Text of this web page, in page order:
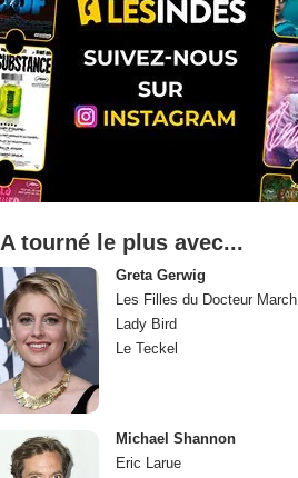
A tourné le plus avec...
Greta Gerwig
Les Filles du Docteur March
Lady Bird
Le Teckel
Michael Shannon
Eric Larue